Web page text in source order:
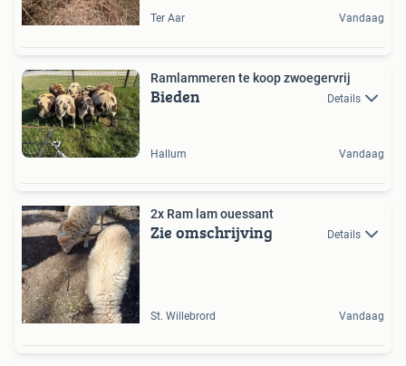
Ter Aar Vandaag
Ramlammeren te koop zwoegervrij
Bieden Details
Hallum Vandaag
2x Ram lam ouessant
Zie omschrijving Details
St. Willebrord Vandaag